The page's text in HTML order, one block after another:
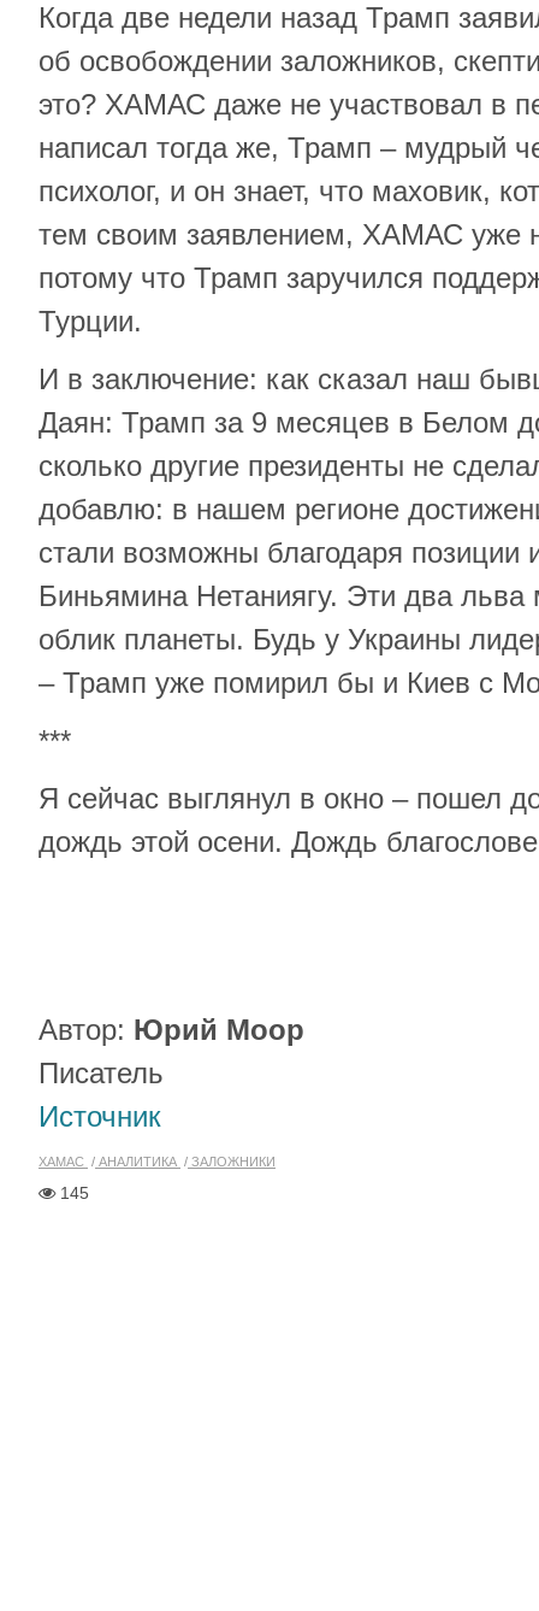
Когда две недели назад Трамп
об освобождении заложников,
это? ХАМАС даже не участвовал в
написал тогда же, Трамп – мудрый
психолог, и он знает, что маховик,
тем своим заявлением, ХАМАС уже
потому что Трамп заручился
Турции.
И в заключение: как сказал наш
Даян: Трамп за 9 месяцев в Белом
сколько другие президенты не
добавлю: в нашем регионе
стали возможны благодаря позиции
Биньямина Нетаниягу. Эти два
облик планеты. Будь у Украины
– Трамп уже помирил бы и Киев с
***
Я сейчас выглянул в окно – пошел
дождь этой осени. Дождь
Автор: Юрий Моор
Писатель
Источник
ХАМАС АНАЛИТИКА ЗАЛОЖНИКИ
145